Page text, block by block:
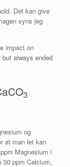
Det kan give
syns jeg
impact on
always ended
3
og
at man let kan
Magnesium i
50 ppm Calcium,